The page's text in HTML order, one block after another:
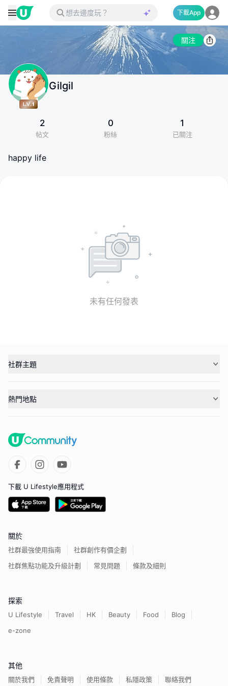
下載App
關注
Gilgil
2
帖文
0
粉絲
1
已關注
happy life
未有任何發表
社群主題
熱門地點
下載 U Lifestyle應用程式
關於
社群最強使用指南
社群創作有價企劃
社群焦點功能及升級計劃
常見問題 條款及細則
探索
U Lifestyle Travel HK Beauty Food
Blog
e-zone
其他
關於我們 免責聲明 使用條款 私隱政策 聯絡我們